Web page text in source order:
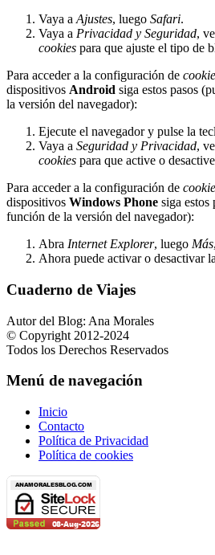
Vaya a Ajustes, luego Safari.
Vaya a Privacidad y Seguridad,
cookies para que ajuste el tipo de
Para acceder a la configuración de
dispositivos Android siga estos pasos
la versión del navegador):
Ejecute el navegador y pulse la
Vaya a Seguridad y Privacidad,
cookies para que active o
Para acceder a la configuración de
dispositivos Windows Phone siga estos
función de la versión del navegador):
Abra Internet Explorer, luego Más
Ahora puede activar o desactivar
Cuaderno de Viajes
Autor del Blog: Ana Morales
© Copyright 2012-2024
Todos los Derechos Reservados
Menú de navegación
Inicio
Contacto
Política de Privacidad
Política de cookies